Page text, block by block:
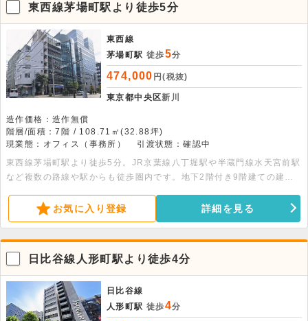
東西線茅場町駅より徒歩5分
東西線
茅場町駅 徒歩5分
474,000 円(税抜)
東京都中央区新川
造作価格：造作無償
階層/面積：7階 / 108.71㎡(32.88坪)
現業態：オフィス（事務所）
引渡状態：確認中
東西線茅場町駅より徒歩5分。JR京葉線八丁堀駅や半蔵門線水天宮前駅
など複数の路線や駅からも徒歩圏内です。地下2階付き9階建ての建物
湯室完備です。お気に入り登録 詳細を見る
日比谷線人形町駅より徒歩4分
日比谷線
人形町駅 徒歩4分